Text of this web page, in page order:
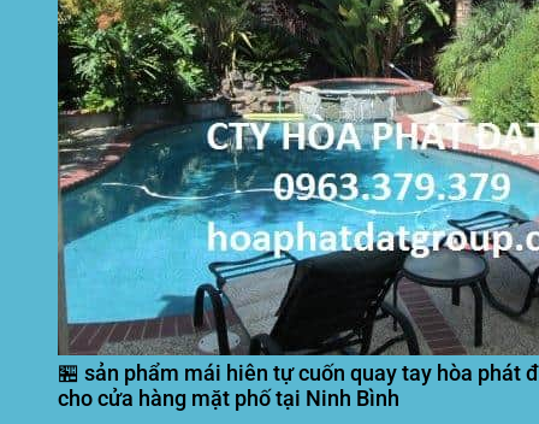
🏪 sản phẩm mái hiên tự cuốn quay tay hòa phát
cho cửa hàng mặt phố tại Ninh Bình